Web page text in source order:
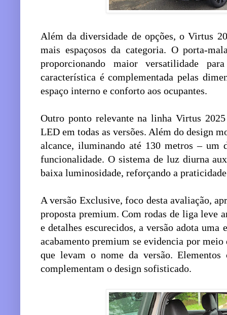
Além da diversidade de opções, o Virtus
mais espaçosos da categoria. O porta-
proporcionando maior versatilidade
característica é complementada pelas
espaço interno e conforto aos ocupantes.
Outro ponto relevante na linha Virtus
LED em todas as versões. Além do design
alcance, iluminando até 130 metros – um
funcionalidade. O sistema de luz diurna
baixa luminosidade, reforçando a
A versão Exclusive, foco desta avaliação,
proposta premium. Com rodas de liga leve
e detalhes escurecidos, a versão adota
acabamento premium se evidencia por meio
que levam o nome da versão.
complementam o design sofisticado.